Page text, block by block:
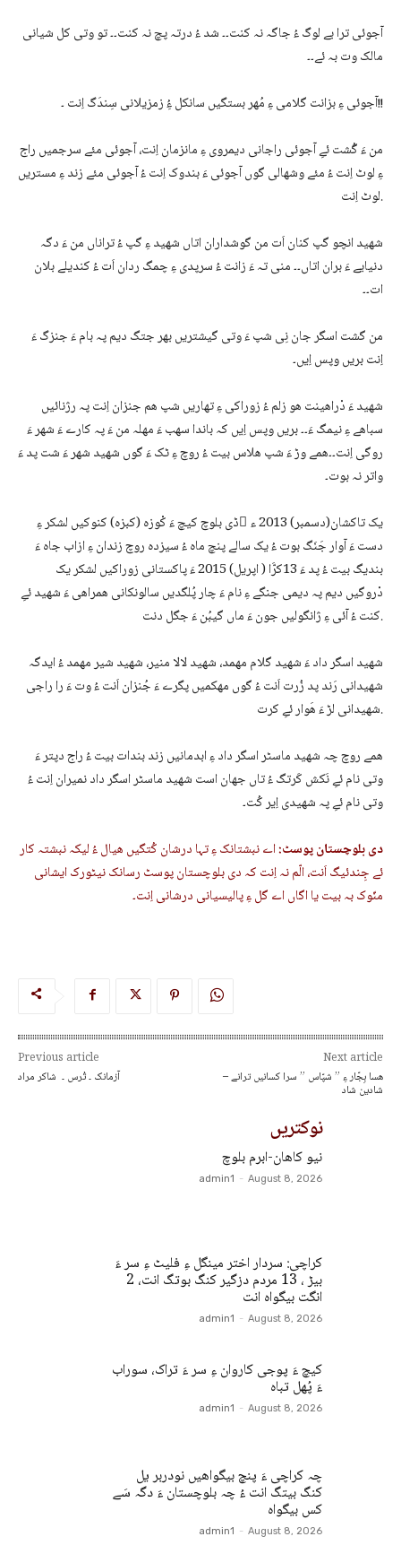
آجوئی ترا بے لوگ ءُ جاگہ نہ کنت۔۔ شد ءُ درتہ پچ نہ کنت۔۔ تو وتی کل شیانی
مالک وت بہ ئے۔۔
آجوئی ءِ بزانت گلامی ءِ مُھر بستگیں سانکل ءُِ زمزیلانی سِندَگ اِنت ۔!!
من ءَ گُشت ئےِ آجوئی راجانی دیمروی ءِ مانزمان اِنت، آجوئی مئے سرجمیں راج
ءِ لوٹ اِنت ءُ مئے وشھالی گوں آجوئی ءَ بندوک اِنت ءُ آجوئی مئے زند ءِ مستریں
لوٹ اِنت.
شھید انچو گپ کنان اَت من گوشداران اتاں شھید ءِ گپ ءُ تراناں من ءَ دگہ
دنیایے ءَ بران اتاں۔۔ منی تہ ءَ زانت ءُ سرپدی ءِ چمگ ردان اَت ءُ کندیلے بلان
ات۔۔
من گشت اسگر جان نِی شپ ءَ وتی گیشتریں بھر جتگ دیم پہ بام ءَ جنزگ ءَ
اِنت بریں وپس اِیں۔
شھید ءَ دْراھینت ھو زلم ءُ زوراکی ءِ تھاریں شپ ھم جنزان اِنت پہ رژنائیں
سباھے ءِ نیمگ ءَ۔۔ بریں وپس اِیں کہ باندا سھب ءَ مھلہ من ءَ پہ کارے ءَ شھر ءَ
روگی اِنت۔۔ھمے وڑ ءَ شپ ھلاس بیت ءُ روچ ءِ ٹک ءَ گوں شھید شھر ءَ شت پد ءَ
واتر نہ بوت۔
یک تاکشان(دسمبر) 2013 ء َڈی بلوچ کیچ ءَ کْوزہ (کبزہ) کنوکیں لشکر ءِ
دست ءَ آوار جَنَگ بوت ءُ یک سالے پنچ ماہ ءُ سیزدہ روچ زندان ءِ ازاب جاہ ءَ
بندیگ بیت ءُ پد ءَ 13کرَّا ( اپریل) 2015 ءَ پاکستانی زوراکیں لشکر یک
دْروگیں دیم پہ دیمی جنگے ءِ نام ءَ چار پُلگدیں سالونکانی ھمراھی ءَ شھید ئےِ
کنت ءُ آئی ءِ ژانگولیں جون ءَ ماں گیبُن ءَ جگل دنت.
شھید اسگر داد ءَ شھید گلام مھمد، شھید لالا منیر، شھید شیر مھمد ءُ ایدگہ
شھیدانی رَند پد زُرت اَنت ءُ گوں مھکمیں پگرے ءَ جُنزان اَنت ءُ وت ءَ را راجی
شھیدانی لڑ ءَ ھَوار ئےِ کرت.
ھمے روچ چہ شھید ماسٹر اسگر داد ءِ ابدمانیں زند بندات بیت ءُ راج دپتر ءَ
وتی نام ئےِ نَکش کَرتگ ءُ تاں جھان است شھید ماسٹر اسگر داد نمیران اِنت ءُ
وتی نام ئےِ پہ شھیدی اِیر کُت۔
دی بلوچستان پوسٹ:اے نبشتانک ءِ تہا درشان کُتگیں ھیال ءُ لیکہ نبشتہ کار
ئے جِندئیگ اَنت، الّم نہ اِنت کہ دی بلوچستان پوسٹ رسانک نیٹورک ایشانی
منّوک بہ بیت یا اگاں اے گل ءِ پالیسیانی درشانی اِنت۔
Previous article
آزمانک ۔ تُرس ۔ شاکر مراد
Next article
هسا بِجّار ءِ ” شپّاس ” سرا کسانیں ترانے –
شادین شاد
نوکتریں
نیو کاھان-ابرم بلوچ
admin1 - August 8, 2026
کراچی: سردار اختر مینگل ءِ فلیٹ ءِ سر ءَ
بیڑ ، 13 مردم دزگیر کنگ بوتگ انت، 2
انگت بیگواہ انت
admin1 - August 8, 2026
کیچ ءَ پوجی کاروان ءِ سر ءَ تراک، سوراب
ءَ پُھل تباہ
admin1 - August 8, 2026
چہ کراچی ءَ پنچ بیگواھیں نودربر یل
کنگ بیتگ انت ءُ چہ بلوچستان ءَ دگہ سَے
کس بیگواہ
admin1 - August 8, 2026